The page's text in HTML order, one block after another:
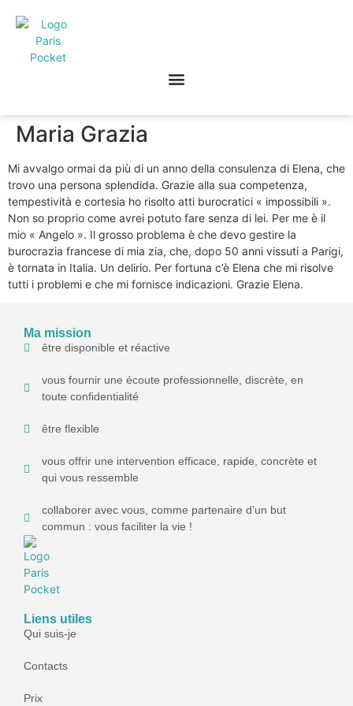
Maria Grazia
Mi avvalgo ormai da più di un anno della consulenza di Elena, che
trovo una persona splendida. Grazie alla sua competenza,
tempestività e cortesia ho risolto atti burocratici « impossibili ».
Non so proprio come avrei potuto fare senza di lei. Per me è il
mio « Angelo ». Il grosso problema è che devo gestire la
burocrazia francese di mia zia, che, dopo 50 anni vissuti a Parigi,
è tornata in Italia. Un delirio. Per fortuna c’è Elena che mi risolve
tutti i problemi e che mi fornisce indicazioni. Grazie Elena.
Ma mission
être disponible et réactive
vous fournir une écoute professionnelle, discrète, en
toute confidentialité
être flexible
vous offrir une intervention efficace, rapide, concrète et
qui vous ressemble
collaborer avec vous, comme partenaire d’un but
commun : vous faciliter la vie !
Liens utiles
Qui suis-je
Contacts
Prix